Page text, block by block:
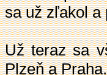
sa už zľakol a
Už teraz sa
Plzeň a